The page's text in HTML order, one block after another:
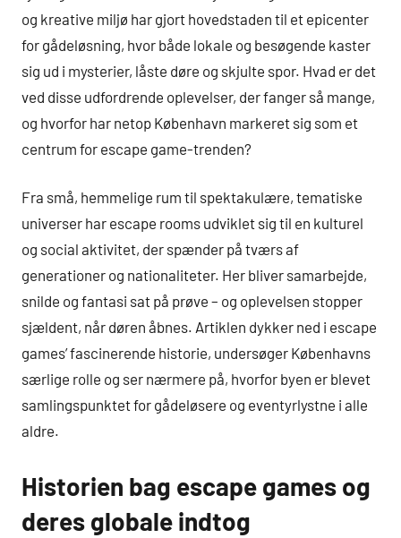
og kreative miljø har gjort hovedstaden til et epicenter
for gådeløsning, hvor både lokale og besøgende kaster
sig ud i mysterier, låste døre og skjulte spor. Hvad er det
ved disse udfordrende oplevelser, der fanger så mange,
og hvorfor har netop København markeret sig som et
centrum for escape game-trenden?
Fra små, hemmelige rum til spektakulære, tematiske
universer har escape rooms udviklet sig til en kulturel
og social aktivitet, der spænder på tværs af
generationer og nationaliteter. Her bliver samarbejde,
snilde og fantasi sat på prøve – og oplevelsen stopper
sjældent, når døren åbnes. Artiklen dykker ned i escape
games’ fascinerende historie, undersøger Københavns
særlige rolle og ser nærmere på, hvorfor byen er blevet
samlingspunktet for gådeløsere og eventyrlystne i alle
aldre.
Historien bag escape games og
deres globale indtog